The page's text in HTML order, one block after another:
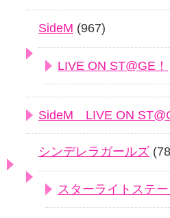
SideM (967)
LIVE ON ST@GE！
SideM LIVE ON
シンデレラガールズ
スターライトステ